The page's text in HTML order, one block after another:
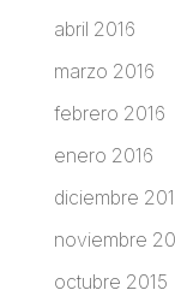
abril 2016
marzo 2016
febrero 2016
enero 2016
diciembre
noviembre
octubre 2015